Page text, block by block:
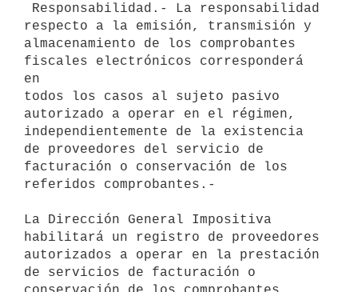
respecto a la emisión, transmisión y
almacenamiento de los comprobantes
fiscales electrónicos corresponderá
en
todos los casos al sujeto pasivo
autorizado a operar en el régimen,
independientemente de la existencia
de proveedores del servicio de
facturación o conservación de los
referidos comprobantes.-
La Dirección General Impositiva
habilitará un registro de proveedores
autorizados a operar en la prestación
de servicios de facturación o